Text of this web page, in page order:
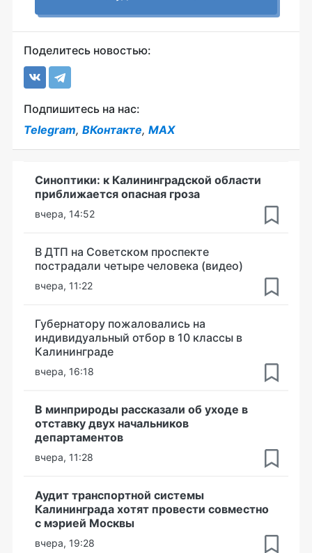
Поделитесь новостью:
Подпишитесь на нас:
Telegram, ВКонтакте, MAX
Синоптики: к Калининградской области
приближается опасная гроза
вчера, 14:52
В ДТП на Советском проспекте
пострадали четыре человека (видео)
вчера, 11:22
Губернатору пожаловались на
индивидуальный отбор в 10 классы в
Калининграде
вчера, 16:18
В минприроды рассказали об уходе в
отставку двух начальников
департаментов
вчера, 11:28
Аудит транспортной системы
Калининграда хотят провести совместно
с мэрией Москвы
вчера, 19:28